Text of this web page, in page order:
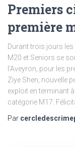
Premiers
première
Durant trois jours
M20 et Seniors se
l’Aveyron, pour les
Ziye Shen, nouvelle
exploit en terminant
catégorie M17.
Par